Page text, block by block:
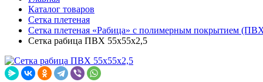
Каталог товаров
Сетка плетеная
Сетка плетеная «Рабица» с полимерным покрытием
Сетка рабица ПВХ 55х55х2,5